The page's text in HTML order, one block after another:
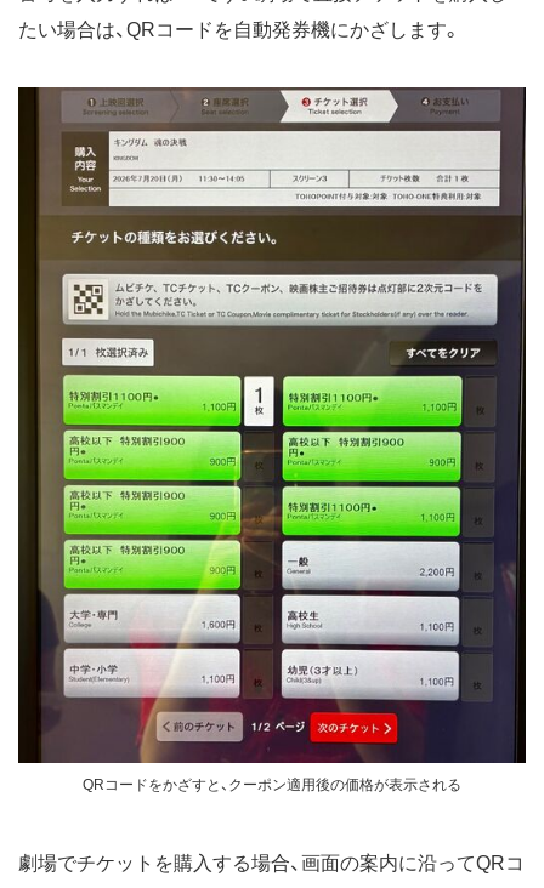
たい場合は、QRコードを自動発券機にかざします。
QRコードをかざすと、クーポン適用後の価格が表示される
劇場でチケットを購入する場合、画面の案内に沿ってQRコ